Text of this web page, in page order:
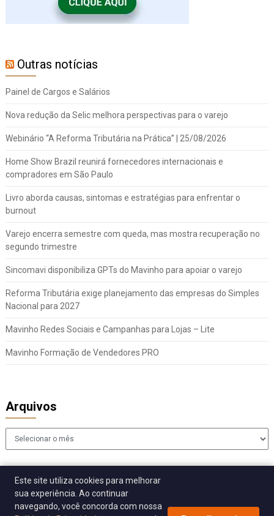
Outras notícias
Painel de Cargos e Salários
Nova redução da Selic melhora perspectivas para o varejo
Webinário “A Reforma Tributária na Prática” | 25/08/2026
Home Show Brazil reunirá fornecedores internacionais e
compradores em São Paulo
Livro aborda causas, sintomas e estratégias para enfrentar o
burnout
Varejo encerra semestre com queda, mas mostra recuperação no
segundo trimestre
Sincomavi disponibiliza GPTs do Mavinho para apoiar o varejo
Reforma Tributária exige planejamento das empresas do Simples
Nacional para 2027
Mavinho Redes Sociais e Campanhas para Lojas – Lite
Mavinho Formação de Vendedores PRO
Arquivos
Arquivos
Este site utiliza cookies para melhorar
sua experiência. Ao continuar
navegando, você concorda com nossa